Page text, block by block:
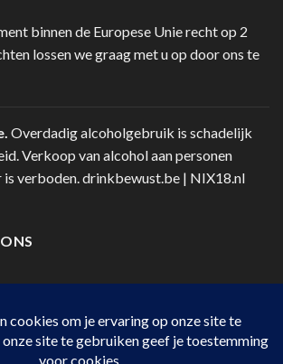
binnen de Europese Unie recht op 2
lossen we graag met u op door ons te
Overdadig alcoholgebruik is schadelijk
Verkoop van alcohol aan personen
is verboden.drinkbewust.be | NIX18.nl
website.